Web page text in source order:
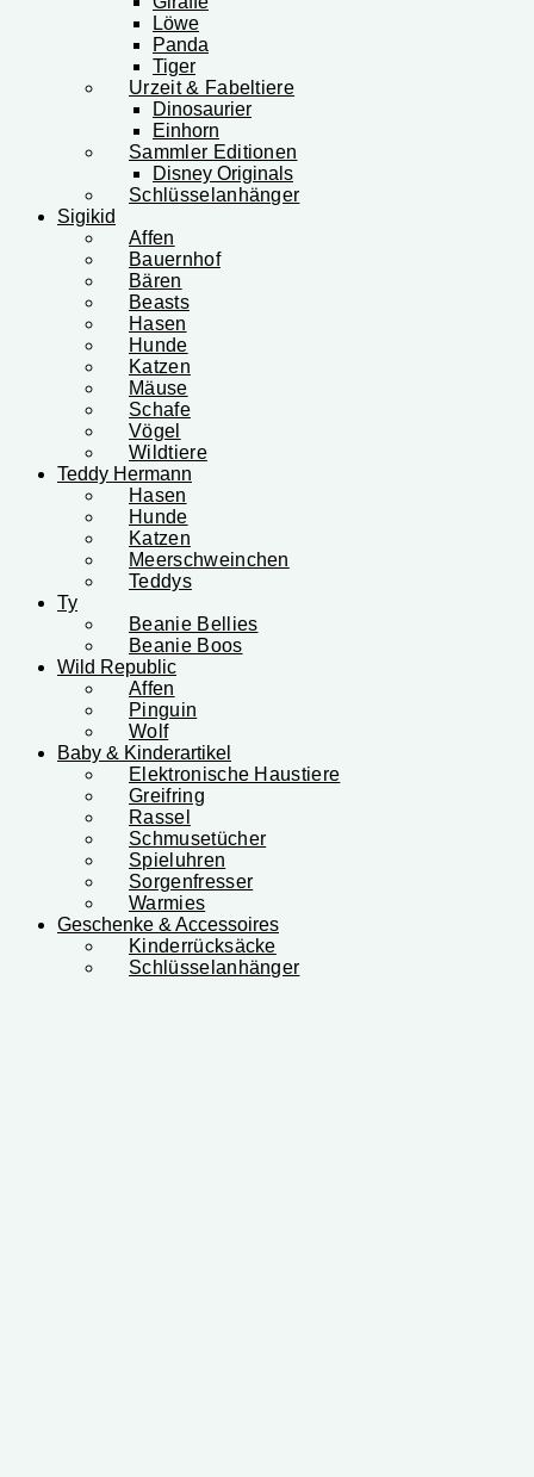
Löwe
Panda
Tiger
Urzeit & Fabeltiere
Dinosaurier
Einhorn
Sammler Editionen
Disney Originals
Schlüsselanhänger
Sigikid
Affen
Bauernhof
Bären
Beasts
Hasen
Hunde
Katzen
Mäuse
Schafe
Vögel
Wildtiere
Teddy Hermann
Hasen
Hunde
Katzen
Meerschweinchen
Teddys
Ty
Beanie Bellies
Beanie Boos
Wild Republic
Affen
Pinguin
Wolf
Baby & Kinderartikel
Elektronische Haustiere
Greifring
Rassel
Schmusetücher
Spieluhren
Sorgenfresser
Warmies
Geschenke & Accessoires
Kinderrücksäcke
Schlüsselanhänger